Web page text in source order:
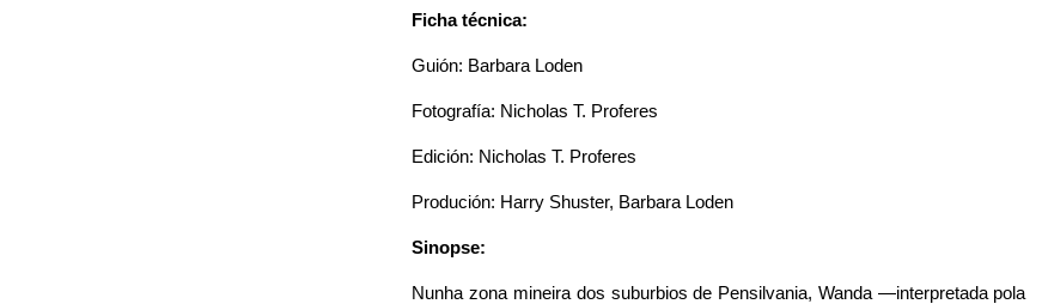
Ficha técnica:
Guión: Barbara Loden
Fotografía: Nicholas T. Proferes
Edición: Nicholas T. Proferes
Produción: Harry Shuster, Barbara Loden
Sinopse:
Nunha zona mineira dos suburbios de Pensilvania, Wanda —interpretada pola